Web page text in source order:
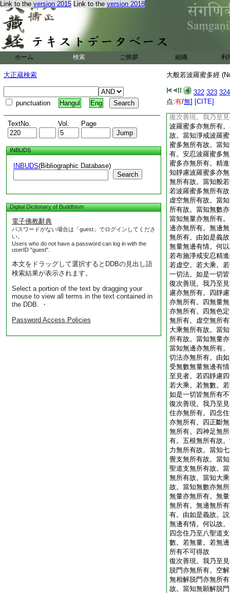
Link to the version 2015 Link to the version 2018
ホーム 検索 ご挨拶 組織 利
大正蔵検索
punctuation Hangul Eng
TextNo. Vol. Page
INBUDS
INBUDS(Bibliographic Database)
Search
Digital Dictionary of Buddhism
電子佛教辭典
パスワードがない場合は「guest」でログインしてくださ
い。
Users who do not have a password can log in with the
userID "guest".
本文をドラッグして選択するとDDBの見出し語
検索結果が表示されます。
Select a portion of the text by dragging your
mouse to view all terms in the text contained in
the DDB. ・
Password Access Policies
大般若波羅蜜多經
322 323 324
点:有/無] [CITE]
有。無性空無所有
自性空無所有故。
有。無性自性空無
有。虚空無所有故
故。當知無量亦無
無邊亦無所有。無
亦無所有。由如是
數無量無邊有情。
者。若内空乃至無
若無數。若無量。
皆無所有不可得故
復次善現。我乃至
波羅蜜多亦無所有
故。當知淨戒波羅
蜜多無所有故。當
有。安忍波羅蜜多
蜜多亦無所有。精
知靜慮波羅蜜多亦
無所有故。當知般
若波羅蜜多無所有
虚空無所有故。當
所有故。當知無數
當知無量亦無所有
邊亦無所有。無邊
無所有。由如是義
無量無邊有情。何
若布施淨戒安忍精
若虚空。若大乘。
一切法。如是一切
復次善現。我乃至
慮亦無所有。四靜
亦無所有。四無量
亦無所有。四無色
無所有。虚空無所
大乘無所有故。當
所有故。當知無量
當知無邊亦無所有
切法亦無所有。由
受無數無量無邊有
至見者。若四靜慮
若大乘。若無數。
如是一切皆無所有
復次善現。我乃至
住亦無所有。四念
亦無所有。四正斷
無所有。四神足無
有。五根無所有故
力無所有故。當知
覺支無所有故。當
聖道支無所有故。
無所有故。當知大
故。當知無數亦無
無量亦無所有。無
無所有。無邊無所
有。由如是義故。
無邊有情。何以故
四念住乃至八聖道
數。若無量。若無
所有不可得故
復次善現。我乃至
脱門亦無所有。空
無相解脱門亦無所
故。當知無願解脱